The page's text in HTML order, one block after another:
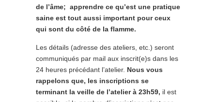
de l’âme; apprendre ce qu’est une pratique
saine est tout aussi important pour ceux
qui sont du côté de la flamme.
Les détails (adresse des ateliers, etc.) seront
communiqués par mail aux inscrit(e)s dans les
24 heures précédant l’atelier. Nous vous
rappelons que, les inscriptions se
terminant la veille de l’atelier à 23h59, il est